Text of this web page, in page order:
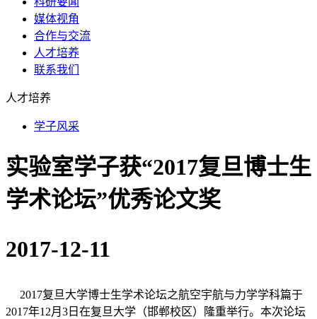
媒体视角
合作与交流
人才培养
联系我们
人才培养
学子风采
实验室学子获“2017复旦博士生
学术论坛”优秀论文奖
2017-12-11
2017复旦大学博士生学术论坛之航空宇航与力学学科篇于
2017年12月3日在复旦大学（邯郸校区）隆重举行。本次论坛